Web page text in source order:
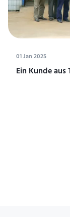
01 Jan 2025
Ein Kunde